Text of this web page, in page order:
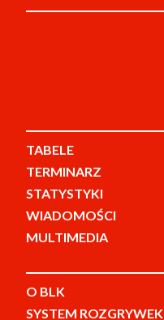
TABELE
TERMINARZ
STATYSTYKI
WIADOMOŚCI
MULTIMEDIA
O BLK
SYSTEM ROZGRYWEK